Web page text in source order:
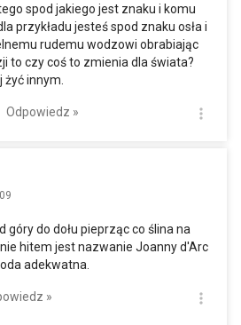
spod jakiego jest znaku i komu
przykładu jesteś spod znaku osła i
rudemu wodzowi obrabiając
to czy coś to zmienia dla świata?
żyć innym.
Odpowiedz »
góry do dołu pieprząc co ślina na
hitem jest nazwanie Joanny d'Arc
adekwatna.
»